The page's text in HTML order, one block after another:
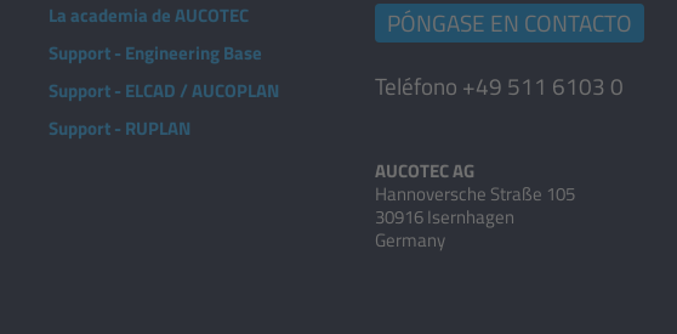
La academia de AUCOTEC
Support - Engineering Base
Support - ELCAD / AUCOPLAN
Support - RUPLAN
PÓNGASE EN CONTACTO
Teléfono +49 511 6103 0
AUCOTEC AG
Hannoversche Straße 105
30916 Isernhagen
Germany